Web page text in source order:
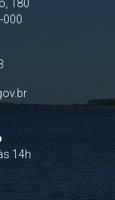
180
000
14h